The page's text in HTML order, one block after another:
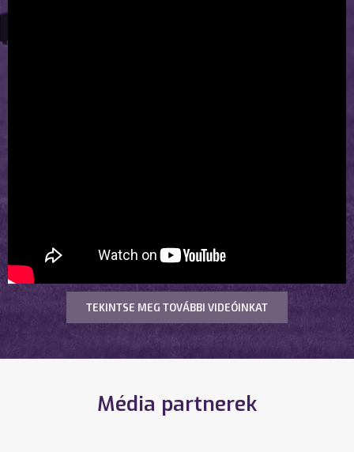
TEKINTSE MEG TOVÁBBI VIDEÓINKAT
Média partnerek